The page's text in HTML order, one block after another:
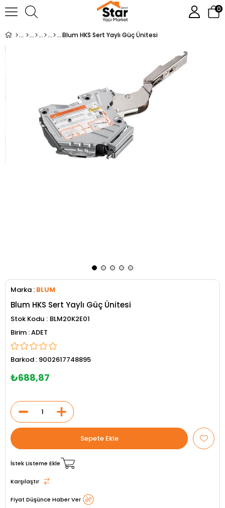
0
Blum HKS Sert Yaylı Güç Ünitesi
Marka : BLUM
Blum HKS Sert Yaylı Güç Ünitesi
Stok Kodu
BLM20K2E01
ADET
Barkod : 9002617748895
₺688,87
İstek Listeme Ekle
Karşılaştır
Fiyat Düşünce Haber Ver